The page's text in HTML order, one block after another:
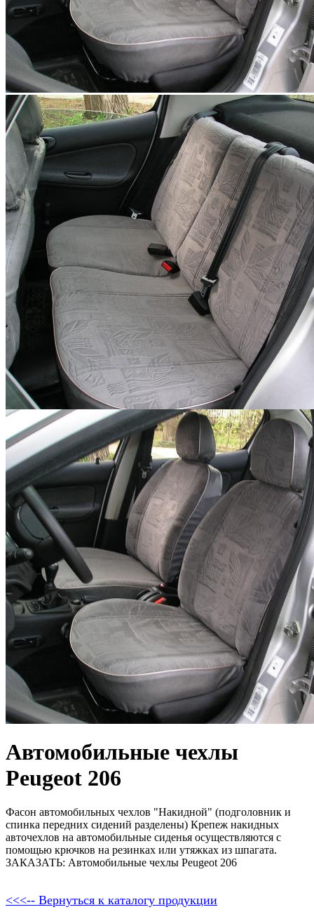
Автомобильные чехлы
Peugeot 206
Фасон автомобильных чехлов "Накидной" (подголовник и
спинка передних сидений разделены) Крепеж накидных
авточехлов на автомобильные сиденья осуществляются с
помощью крючков на резинках или утяжках из шпагата.
ЗАКАЗАТЬ: Автомобильные чехлы Peugeot 206
<<<-- Вернуться к каталогу продукции